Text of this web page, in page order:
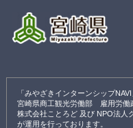
「みやざきインターンシップNAVI
宮崎県商工観光労働部 雇用労働
株式会社ことろど 及び NPO法人
が運用を行っております。